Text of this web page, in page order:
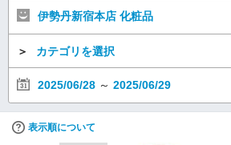
伊勢丹新宿本店 化粧品
＞ カテゴリを選択
2025/06/28 ～ 2025/06/29
表示順について